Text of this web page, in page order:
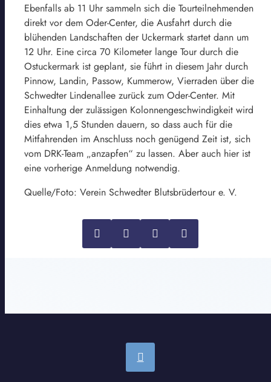
Ebenfalls ab 11 Uhr sammeln sich die Tourteilnehmenden
direkt vor dem Oder-Center, die Ausfahrt durch die
blühenden Landschaften der Uckermark startet dann um
12 Uhr. Eine circa 70 Kilometer lange Tour durch die
Ostuckermark ist geplant, sie führt in diesem Jahr durch
Pinnow, Landin, Passow, Kummerow, Vierraden über die
Schwedter Lindenallee zurück zum Oder-Center. Mit
Einhaltung der zulässigen Kolonnengeschwindigkeit wird
dies etwa 1,5 Stunden dauern, so dass auch für die
Mitfahrenden im Anschluss noch genügend Zeit ist, sich
vom DRK-Team „anzapfen“ zu lassen. Aber auch hier ist
eine vorherige Anmeldung notwendig.
Quelle/Foto: Verein Schwedter Blutsbrüdertour e. V.